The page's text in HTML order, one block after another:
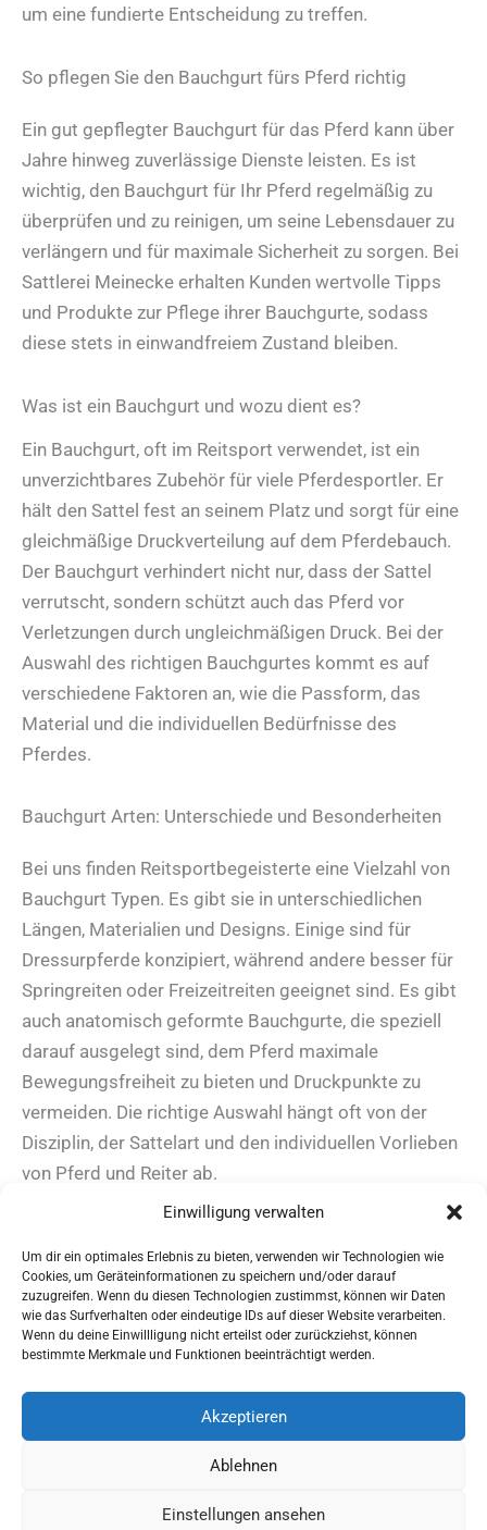
Einwilligung verwalten
Um dir ein optimales Erlebnis zu bieten, verwenden wir Technologien wie
Cookies, um Geräteinformationen zu speichern und/oder darauf
zuzugreifen. Wenn du diesen Technologien zustimmst, können wir Daten
wie das Surfverhalten oder eindeutige IDs auf dieser Website verarbeiten.
Wenn du deine Einwillligung nicht erteilst oder zurückziehst, können
bestimmte Merkmale und Funktionen beeinträchtigt werden.
Akzeptieren
Ablehnen
Einstellungen ansehen
um eine fundierte Entscheidung zu treffen.
So pflegen Sie den Bauchgurt fürs Pferd richtig
Ein gut gepflegter Bauchgurt für das Pferd kann über
Jahre hinweg zuverlässige Dienste leisten. Es ist
wichtig, den Bauchgurt für Ihr Pferd regelmäßig zu
überprüfen und zu reinigen, um seine Lebensdauer zu
verlängern und für maximale Sicherheit zu sorgen. Bei
Sattlerei Meinecke erhalten Kunden wertvolle Tipps
und Produkte zur Pflege ihrer Bauchgurte, sodass
diese stets in einwandfreiem Zustand bleiben.
Was ist ein Bauchgurt und wozu dient es?
Ein Bauchgurt, oft im Reitsport verwendet, ist ein
unverzichtbares Zubehör für viele Pferdesportler. Er
hält den Sattel fest an seinem Platz und sorgt für eine
gleichmäßige Druckverteilung auf dem Pferdebauch.
Der Bauchgurt verhindert nicht nur, dass der Sattel
verrutscht, sondern schützt auch das Pferd vor
Verletzungen durch ungleichmäßigen Druck. Bei der
Auswahl des richtigen Bauchgurtes kommt es auf
verschiedene Faktoren an, wie die Passform, das
Material und die individuellen Bedürfnisse des
Pferdes.
Bauchgurt Arten: Unterschiede und Besonderheiten
Bei uns finden Reitsportbegeisterte eine Vielzahl von
Bauchgurt Typen. Es gibt sie in unterschiedlichen
Längen, Materialien und Designs. Einige sind für
Dressurpferde konzipiert, während andere besser für
Springreiten oder Freizeitreiten geeignet sind. Es gibt
auch anatomisch geformte Bauchgurte, die speziell
darauf ausgelegt sind, dem Pferd maximale
Bewegungsfreiheit zu bieten und Druckpunkte zu
vermeiden. Die richtige Auswahl hängt oft von der
Disziplin, der Sattelart und den individuellen Vorlieben
von Pferd und Reiter ab.
AGBs
Widerrufsbelehrung
Copyright © 2026 - Sattlerei Meinecke